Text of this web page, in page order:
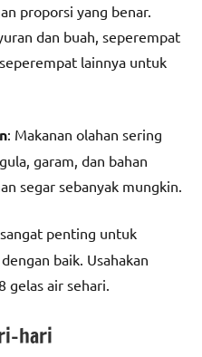
proporsi yang benar.
dan buah, seperempat
lainnya untuk
: Makanan olahan sering
garam, dan bahan
segar sebanyak mungkin.
penting untuk
baik. Usahakan
gelas air sehari.
hari